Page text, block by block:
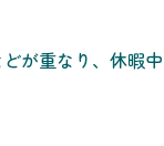
が重なり、休暇中